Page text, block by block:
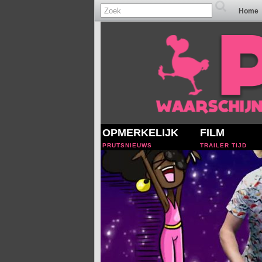
Home
OPMERKELIJK
PRUTSNIEUWS
FILM
TRAILER TIJD